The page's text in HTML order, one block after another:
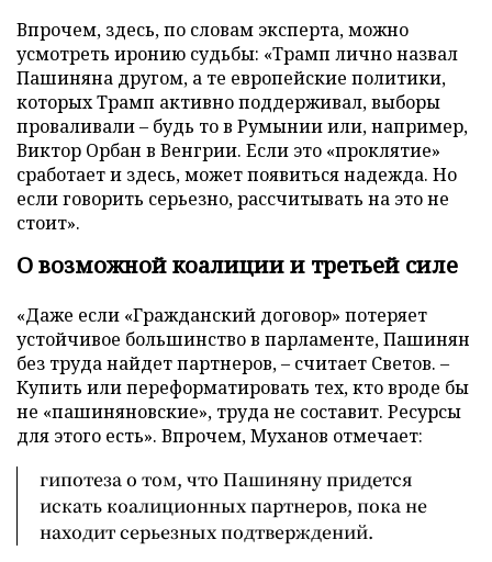
Впрочем, здесь, по словам эксперта, можно
усмотреть иронию судьбы: «Трамп лично назвал
Пашиняна другом, а те европейские политики,
которых Трамп активно поддерживал, выборы
проваливали – будь то в Румынии или, например,
Виктор Орбан в Венгрии. Если это «проклятие»
сработает и здесь, может появиться надежда. Но
если говорить серьезно, рассчитывать на это не
стоит».
О возможной коалиции и третьей силе
«Даже если «Гражданский договор» потеряет
устойчивое большинство в парламенте, Пашинян
без труда найдет партнеров, – считает Светов. –
Купить или переформатировать тех, кто вроде бы
не «пашиняновские», труда не составит. Ресурсы
для этого есть». Впрочем, Муханов отмечает:
гипотеза о том, что Пашиняну придется
искать коалиционных партнеров, пока не
находит серьезных подтверждений.